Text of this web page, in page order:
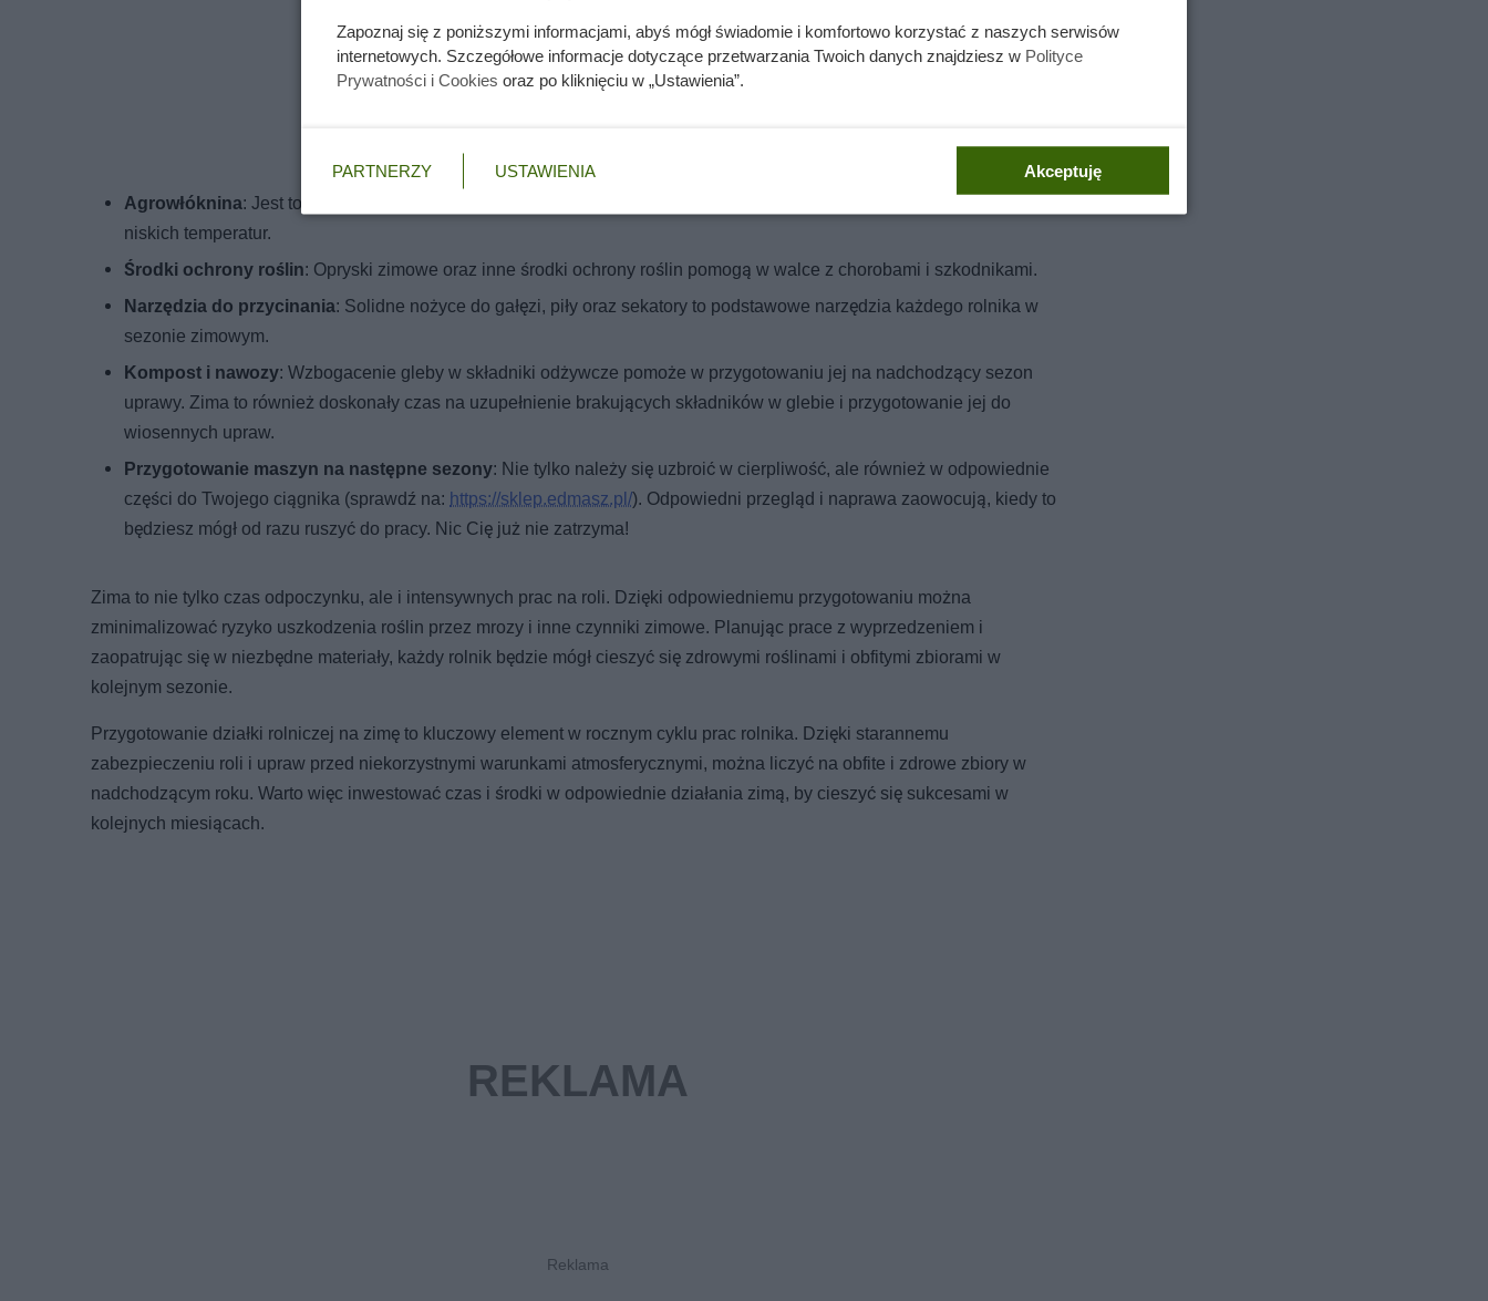
Agrowłóknina: Jest to materiał, który świetnie chroni rośliny przed mrozem. Dzięki niej rośliny są lepiej izolowane od
niskich temperatur.
Środki ochrony roślin: Opryski zimowe oraz inne środki ochrony roślin pomogą w walce z chorobami i szkodnikami.
Narzędzia do przycinania: Solidne nożyce do gałęzi, piły oraz sekatory to podstawowe narzędzia każdego rolnika w
sezonie zimowym.
Kompost i nawozy: Wzbogacenie gleby w składniki odżywcze pomoże w przygotowaniu jej na nadchodzący sezon
uprawy. Zima to również doskonały czas na uzupełnienie brakujących składników w glebie i przygotowanie jej do
wiosennych upraw.
Przygotowanie maszyn na następne sezony: Nie tylko należy się uzbroić w cierpliwość, ale również w odpowiednie
części do Twojego ciągnika (sprawdź na: https://sklep.edmasz.pl/). Odpowiedni przegląd i naprawa zaowocują, kiedy to
będziesz mógł od razu ruszyć do pracy. Nic Cię już nie zatrzyma!
Zima to nie tylko czas odpoczynku, ale i intensywnych prac na roli. Dzięki odpowiedniemu przygotowaniu można
zminimalizować ryzyko uszkodzenia roślin przez mrozy i inne czynniki zimowe. Planując prace z wyprzedzeniem i
zaopatrując się w niezbędne materiały, każdy rolnik będzie mógł cieszyć się zdrowymi roślinami i obfitymi zbiorami w
kolejnym sezonie.
Przygotowanie działki rolniczej na zimę to kluczowy element w rocznym cyklu prac rolnika. Dzięki starannemu
zabezpieczeniu roli i upraw przed niekorzystnymi warunkami atmosferycznymi, można liczyć na obfite i zdrowe zbiory w
nadchodzącym roku. Warto więc inwestować czas i środki w odpowiednie działania zimą, by cieszyć się sukcesami w
kolejnych miesiącach.
Zapoznaj się z poniższymi informacjami, abyś mógł świadomie i komfortowo korzystać z naszych serwisów
internetowych. Szczegółowe informacje dotyczące przetwarzania Twoich danych znajdziesz w Polityce
Prywatności i Cookies oraz po kliknięciu w „Ustawienia”.
PARTNERZY USTAWIENIA Akceptuję